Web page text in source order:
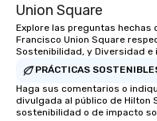
Union Square
Explore las preguntas hechas
Francisco Union Square
Sostenibilidad, y Diversidad e
PRÁCTICAS
Haga sus comentarios o
divulgada al público de Hilton
sostenibilidad o de impacto